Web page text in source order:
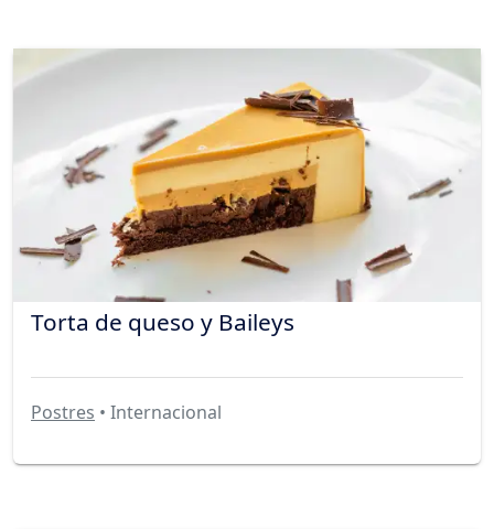
Torta de queso y Baileys
Postres • Internacional